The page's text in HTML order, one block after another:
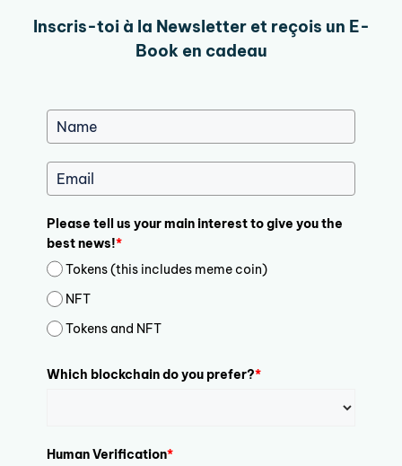
Inscris-toi à la Newsletter et reçois un E-
Book en cadeau
Please tell us your main interest to give you the
best news!*
Tokens (this includes meme coin)
NFT
Tokens and NFT
Which blockchain do you prefer?*
Human Verification*